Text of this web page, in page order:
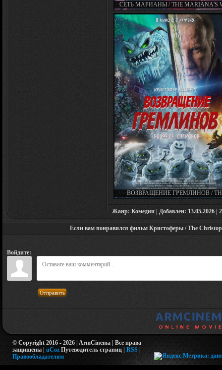
СЕТЬ МАРИАНЫ / THE MARIANA'S
(2025)
ВОЗВРАЩЕНИЕ ГРЕМЛИНОВ /
CREEPS (2025)
Жанр: Комедии | Добавлен: 13.05.2026 |
Если вам понравился фильм Кристоферы / The
Войдите:
Отправить
© Copyright 2016 - 2026 | ArmCinema | Все права
защищены | uCoz Путеводитель страниц | RSS |
Правообладателям